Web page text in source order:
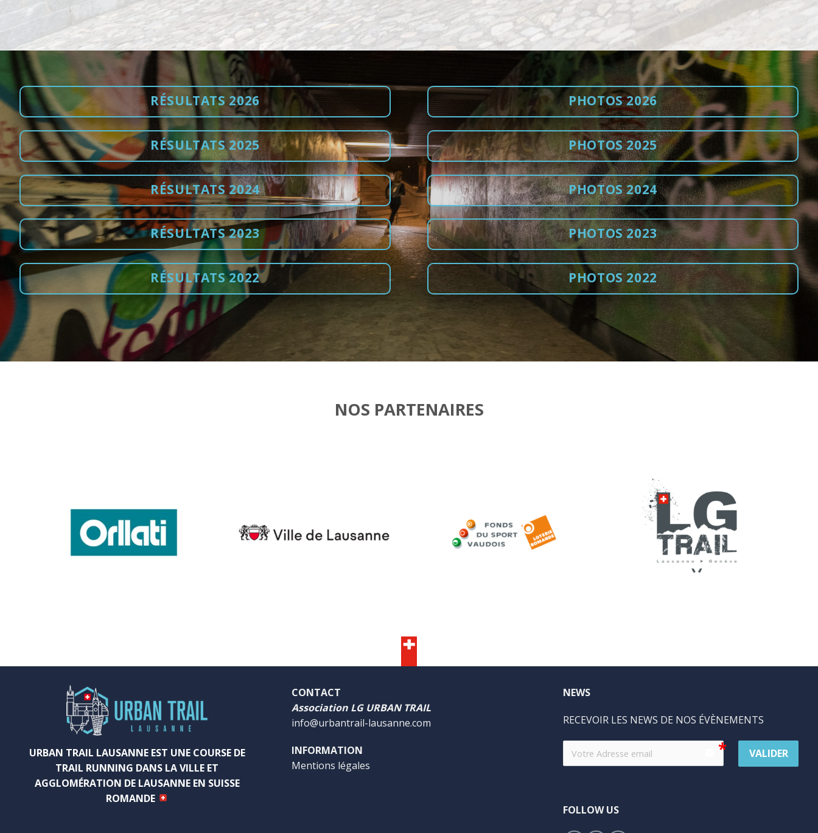
RÉSULTATS 2026
RÉSULTATS 2025
RÉSULTATS 2024
RÉSULTATS 2023
RÉSULTATS 2022
PHOTOS 2026
PHOTOS 2025
PHOTOS 2024
PHOTOS 2023
PHOTOS 2022
NOS PARTENAIRES
URBAN TRAIL LAUSANNE EST UNE COURSE DE
TRAIL RUNNING DANS LA VILLE ET
AGGLOMÉRATION DE LAUSANNE EN SUISSE
ROMANDE
CONTACT
Association LG URBAN TRAIL
info@urbantrail-lausanne.com
INFORMATION
Mentions légales
NEWS
RECEVOIR LES NEWS DE NOS ÉVÈNEMENTS
VALIDER
FOLLOW US